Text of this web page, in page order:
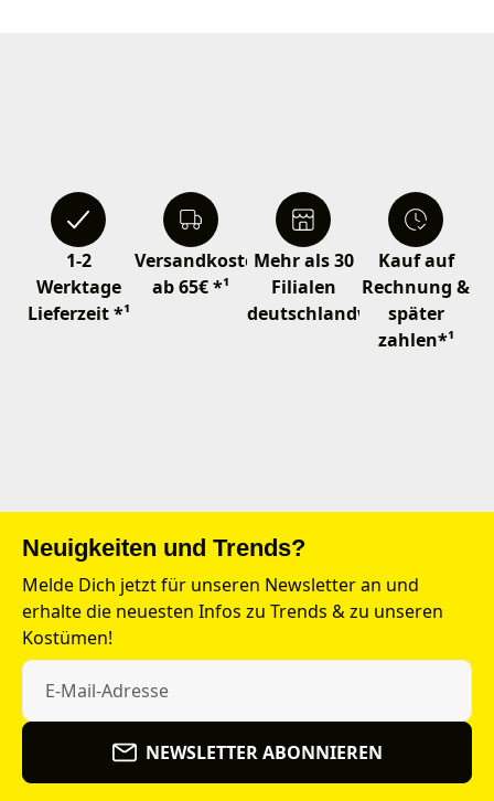
1-2
Werktage
Lieferzeit *¹
Versandkostenfrei
ab 65€ *¹
Mehr als 30
Filialen
deutschlandweit
Kauf auf
Rechnung &
später
zahlen*¹
Neuigkeiten und Trends?
Melde Dich jetzt für unseren Newsletter an und
erhalte die neuesten Infos zu Trends & zu unseren
Kostümen!
NEWSLETTER ABONNIEREN